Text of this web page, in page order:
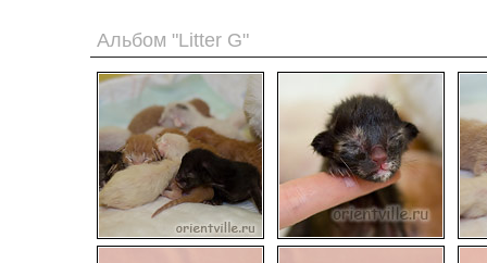
Альбом "Litter G"